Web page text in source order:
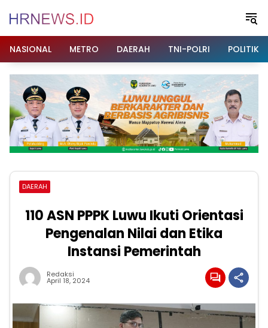
NASIONAL
METRO DAERAH TNI-POLRI POLITIK
DAERAH
110 ASN PPPK Luwu Ikuti Orientasi
Pengenalan Nilai dan Etika
Instansi Pemerintah
Redaksi
April 18, 2024